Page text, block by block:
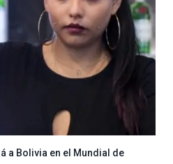
a Bolivia en el Mundial de